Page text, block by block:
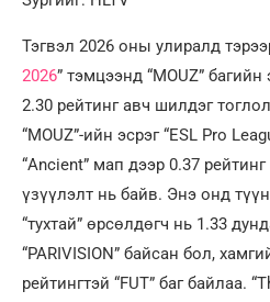
Тэгвэл 2026 оны улиралд
2026” тэмцээнд “MOUZ”
2.30 рейтинг авч шилдэг
“MOUZ”-ийн эсрэг “ESL Pro
“Ancient” мап дээр 0.37
үзүүлэлт нь байв. Энэ онд
“тухтай” өрсөлдөгч нь 1.33
“PARIVISION” байсан бол,
рейтингтэй “FUT” баг байлаа.